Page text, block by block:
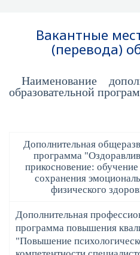
Вакантные
(перевода)
Наименование
образовательной
Дополнительная
программа
прикосновение:
сохранения
физического
Дополнительная
программа повышения
"Повышение